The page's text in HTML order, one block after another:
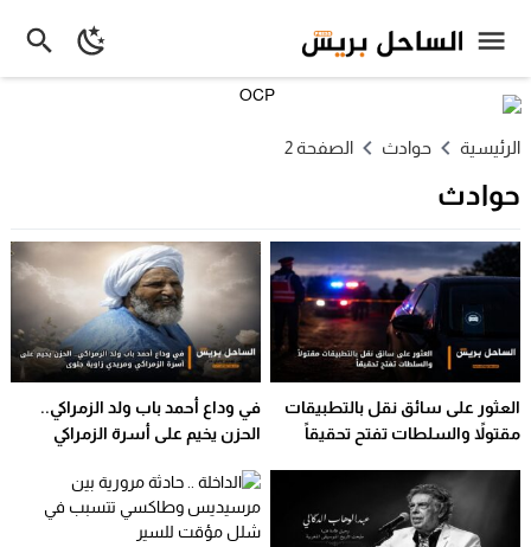
الرئيسية حوادث الصفحة 2
حوادث
العثور على سائق نقل بالتطبيقات
مقتولاً والسلطات تفتح تحقيقاً
في وداع أحمد باب ولد الزمراكي..
الحزن يخيم على أسرة الزمراكي